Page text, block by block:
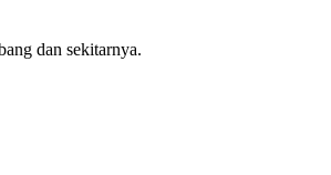
dan sekitarnya.